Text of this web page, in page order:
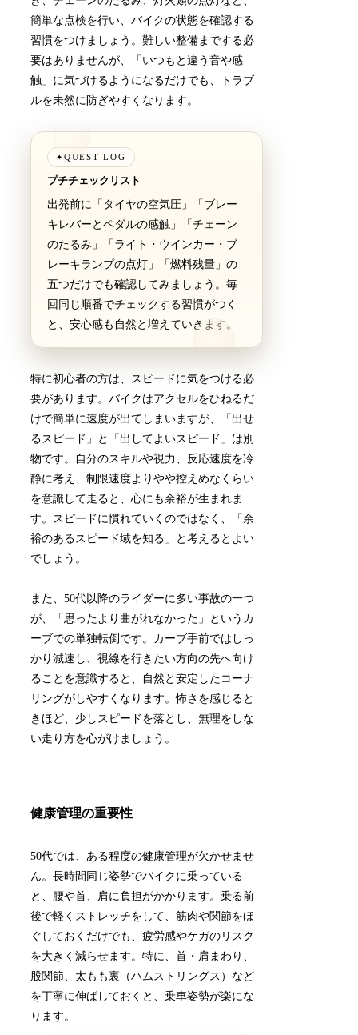
簡単な点検を行い、バイクの状態を確認する
習慣をつけましょう。難しい整備までする必
要はありませんが、「いつもと違う音や感
触」に気づけるようになるだけでも、トラブ
ルを未然に防ぎやすくなります。
✦QUEST LOG
プチチェックリスト
出発前に「タイヤの空気圧」「ブレー
キレバーとペダルの感触」「チェーン
のたるみ」「ライト・ウインカー・ブ
レーキランプの点灯」「燃料残量」の
五つだけでも確認してみましょう。毎
回同じ順番でチェックする習慣がつく
と、安心感も自然と増えていきます。
特に初心者の方は、スピードに気をつける必
要があります。バイクはアクセルをひねるだ
けで簡単に速度が出てしまいますが、「出せ
るスピード」と「出してよいスピード」は別
物です。自分のスキルや視力、反応速度を冷
静に考え、制限速度よりやや控えめなくらい
を意識して走ると、心にも余裕が生まれま
す。スピードに慣れていくのではなく、「余
裕のあるスピード域を知る」と考えるとよい
でしょう。
また、50代以降のライダーに多い事故の一つ
が、「思ったより曲がれなかった」というカ
ーブでの単独転倒です。カーブ手前ではしっ
かり減速し、視線を行きたい方向の先へ向け
ることを意識すると、自然と安定したコーナ
リングがしやすくなります。怖さを感じると
きほど、少しスピードを落とし、無理をしな
い走り方を心がけましょう。
健康管理の重要性
50代では、ある程度の健康管理が欠かせませ
ん。長時間同じ姿勢でバイクに乗っている
と、腰や首、肩に負担がかかります。乗る前
後で軽くストレッチをして、筋肉や関節をほ
ぐしておくだけでも、疲労感やケガのリスク
を大きく減らせます。特に、首・肩まわり、
股関節、太もも裏（ハムストリングス）など
を丁寧に伸ばしておくと、乗車姿勢が楽にな
ります。